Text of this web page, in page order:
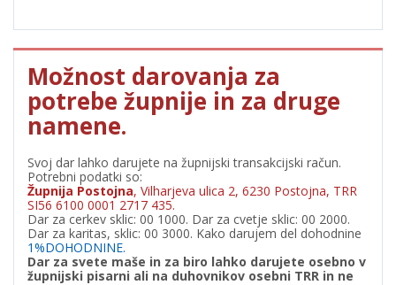
Možnost darovanja za
potrebe župnije in za druge
namene.
Svoj dar lahko darujete na župnijski transakcijski račun.
Potrebni podatki so:
Župnija Postojna, Vilharjeva ulica 2, 6230 Postojna, TRR
SI56 6100 0001 2717 435.
Dar za cerkev sklic: 00 1000. Dar za cvetje sklic: 00 2000.
Dar za karitas, sklic: 00 3000. Kako darujem del dohodnine
1%DOHODNINE.
Dar za svete maše in za biro lahko darujete osebno v
župnijski pisarni ali na duhovnikov osebni TRR in ne